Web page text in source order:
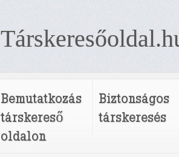
Bemutatkozás
társkereső
oldalon
Biztonságos
társkeresés